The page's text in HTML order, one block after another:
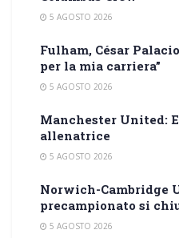
5 AGOSTO 2026
Fulham, César
per la mia carriera”
5 AGOSTO 2026
Manchester United:
allenatrice
5 AGOSTO 2026
Norwich-Cambridge
precampionato si
5 AGOSTO 2026